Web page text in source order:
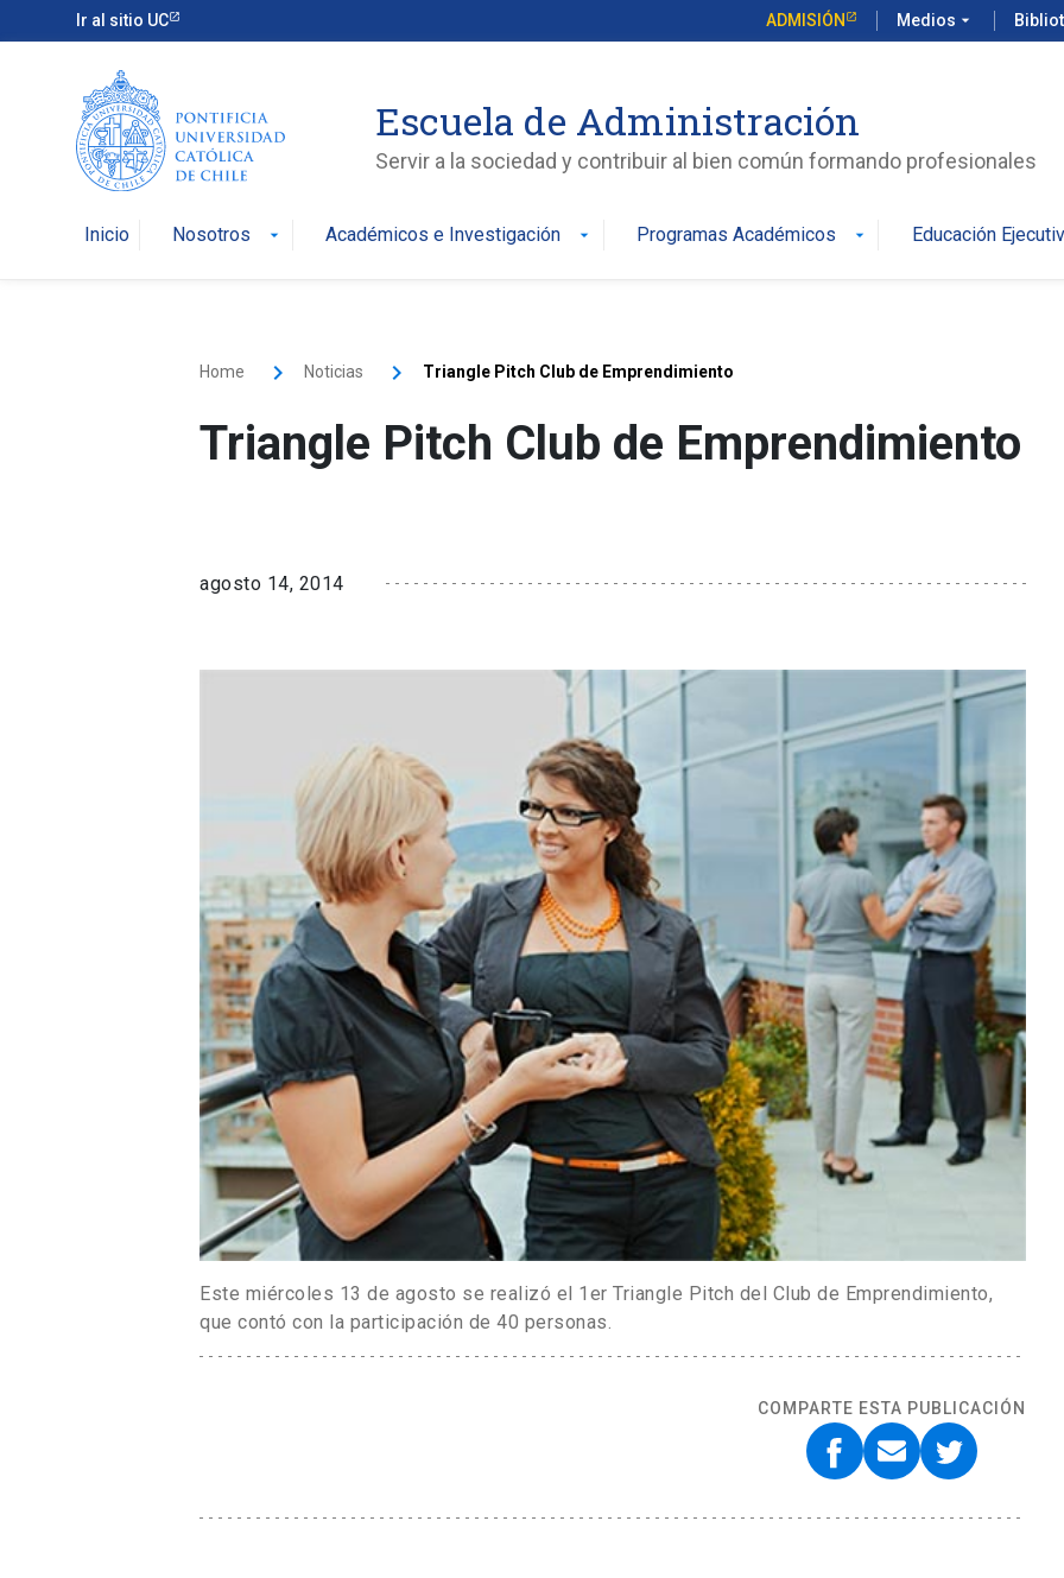
Ir al sitio UC ADMISIÓN Medios arrow_drop_down
Escuela de Administración
Servir a la sociedad y contribuir al bien común formando profesionales
Inicio Nosotros arrow_drop_down Académicos e Investigación arrow_drop_down Programas Académicos arrow_drop_down Educación
Home Noticias Triangle Pitch Club de Emprendimiento
Triangle Pitch Club de Emprendimiento
agosto 14, 2014
Este miércoles 13 de agosto se realizó el 1er Triangle Pitch del Club de Emprendimiento,
que contó con la participación de 40 personas.
COMPARTE ESTA PUBLICACIÓN